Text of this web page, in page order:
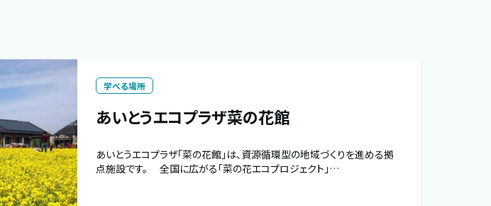
学べる場所
あいとうエコプラザ菜の花館
あいとうエコプラザ「菜の花館」は、資源循環型の地域づくりを進める拠
点施設です。 全国に広がる「菜の花エコプロジェクト」…